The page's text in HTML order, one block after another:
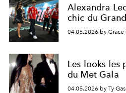
Alexandra
chic du
04.05.2026 by Grace
Les looks les
du Met Gala
04.05.2026 by Ty